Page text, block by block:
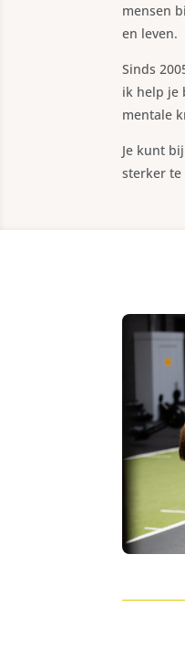
mensen
en leven.
Sinds
ik help je
mentale
Je kunt
sterker te